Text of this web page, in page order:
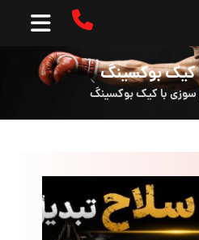
کیک بوکسینگ
سوزی با کیک بوکسینگ